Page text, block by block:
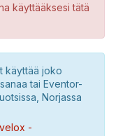
käyttääksesi tätä
käyttää joko
tai Eventor-
Norjassa
-